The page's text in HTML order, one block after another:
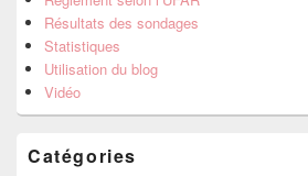
Résultats des sondages
Statistiques
Utilisation du blog
Vidéo
Catégories